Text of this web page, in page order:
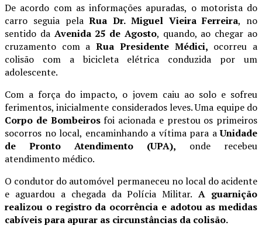
De acordo com as informações apuradas, o motorista do
carro seguia pelaRua Dr. Miguel Vieira Ferreira, no
sentido daAvenida 25 de Agosto, quando, ao chegar ao
cruzamento com aRua Presidente Médici, ocorreu a
colisão com a bicicleta elétrica conduzida por um
adolescente.
Com a força do impacto, o jovem caiu ao solo e sofreu
ferimentos, inicialmente considerados leves. Uma equipe do
Corpo de Bombeirosfoi acionada e prestou os primeiros
socorros no local, encaminhando a vítima para aUnidade
de Pronto Atendimento (UPA), onde recebeu
atendimento médico.
O condutor do automóvel permaneceu no local do acidente
e aguardou a chegada da Polícia Militar. A guarnição
realizou o registro da ocorrência e adotou as medidas
cabíveis para apurar as circunstâncias da colisão.